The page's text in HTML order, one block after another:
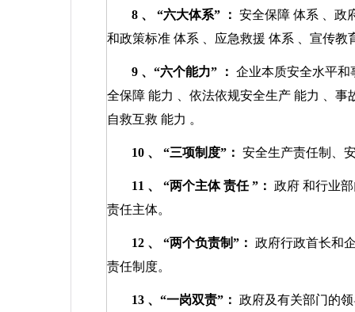
8 、 “六大体系” ： 安全保障 体系
、
和政策标准 体系 、应急救援 体系 、宣传教
9 、“六个能力” ：
企业本质安全水平和
全保障 能力 、依法依规安全生产 能力
、
自救互救 能力 。
10 、 “三项制度”： 安全生产责任制、
11 、 “两个主体 责任 ”： 政府 和行业
责任主体。
12 、 “两个负责制”：
政府行政首长和
责任制度。
13 、“一岗双责”：
政府及有关部门的